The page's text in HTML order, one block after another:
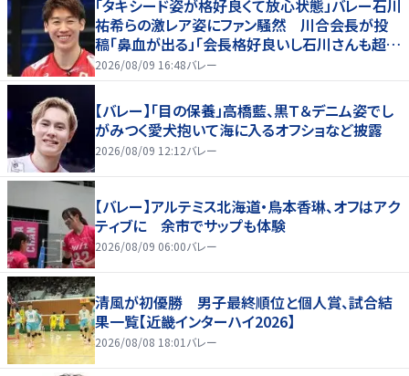
「タキシード姿が格好良くて放心状態」バレー石川
祐希らの激レア姿にファン騒然 川合会長が投
稿「鼻血が出る」「会長格好良いし石川さんも超格
好いい」
2026/08/09 16:48バレー
【バレー】「目の保養」高橋藍、黒Ｔ＆デニム姿でし
がみつく愛犬抱いて海に入るオフショなど披露
2026/08/09 12:12バレー
【バレー】アルテミス北海道・鳥本香琳、オフはアク
ティブに 余市でサップも体験
2026/08/09 06:00バレー
清風が初優勝 男子最終順位と個人賞、試合結
果一覧【近畿インターハイ2026】
2026/08/08 18:01 バレー